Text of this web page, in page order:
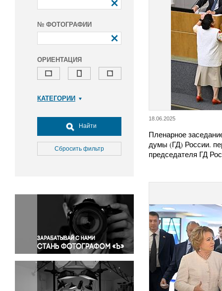
№ ФОТОГРАФИИ
ОРИЕНТАЦИЯ
КАТЕГОРИИ
Досуг, туризм и отдых
Культура
Медицина
Окружающая среда
Политика
Правосудие
Происшествия и конфликты
Религия
Светская жизнь
Спорт
Экология
Найти
Сбросить фильтр
18.06.2025
Пленарное
думы (ГД) России.
председателя ГД